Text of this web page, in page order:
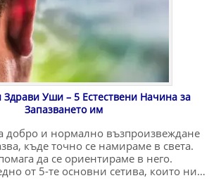
Уши – 5 Естествени Начина за
Запазването им
добро и нормално възпроизвеждане
къде точно се намираме в света.
да се ориентираме в него.
от 5-те основни сетива, които ни…